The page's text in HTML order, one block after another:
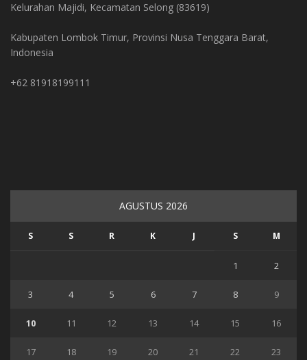
Kelurahan Majidi, Kecamatan Selong (83619)
Kabupaten Lombok Timur, Provinsi Nusa Tenggara Barat,
Indonesia
+62 81918199111
AGUSTUS 2026
S S R K J S M
1 2
3 4 5 6 7 8 9
10 11 12 13 14 15 16
17 18 19 20 21 22 23